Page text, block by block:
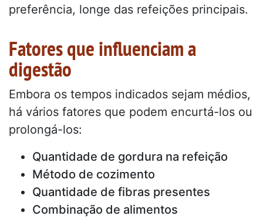
preferência, longe das refeições principais.
Fatores que influenciam a
digestão
Embora os tempos indicados sejam médios,
há vários fatores que podem encurtá-los ou
prolongá-los:
Quantidade de gordura na refeição
Método de cozimento
Quantidade de fibras presentes
Combinação de alimentos